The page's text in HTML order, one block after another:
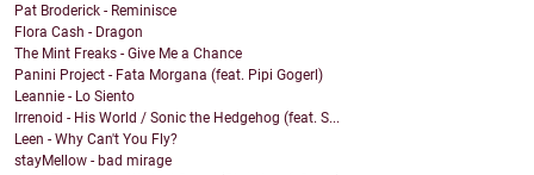
Pat Broderick - Reminisce
Flora Cash - Dragon
The Mint Freaks - Give Me a Chance
Panini Project - Fata Morgana (feat. Pipi Gogerl)
Leannie - Lo Siento
Irrenoid - His World / Sonic the Hedgehog (feat. S...
Leen - Why Can't You Fly?
stayMellow - bad mirage